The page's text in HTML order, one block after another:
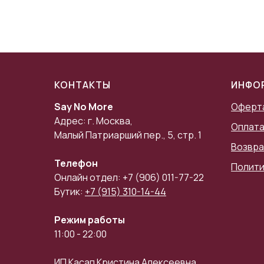
КОНТАКТЫ
Say No More
Адрес: г. Москва,
Малый Патриарший пер., 5, стр. 1
Телефон
Онлайн отдел: +7 (906) 011-77-22
Бутик: +7 (915) 310-14-44
Режим работы
11:00 - 22:00